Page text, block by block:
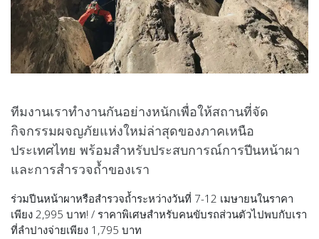
ทีมงานเราทำงานกันอย่างหนักเพื่อให้สถานที่จัด
กิจกรรมผจญภัยแห่งใหม่ล่าสุดของภาคเหนือ
ประเทศไทย พร้อมสำหรับประสบการณ์การปีนหน้าผา
และการสำรวจถ้ำของเรา
ร่วมปีนหน้าผาหรือสำรวจถ้ำระหว่างวันที่ 7-12 เมษายนในราคา
เพียง 2,995 บาท! / ราคาพิเศษสำหรับคนขับรถส่วนตัวไปพบกับเรา
ที่ลำปางจ่ายเพียง 1,795 บาท